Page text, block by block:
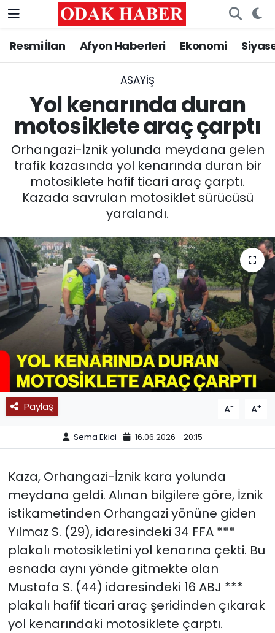
Resmi İlan Afyon Haberleri Ekonomi
ASAYİŞ
Yol kenarında duran
motosiklete araç çarptı
Orhangazi-İznik yolunda meydana gelen
trafik kazasında yol kenarında duran bir
motosiklete hafif ticari araç çarptı.
Kazada savrulan motosiklet sürücüsü
yaralandı.
Paylaş A- A+
Sema Ekici 16.06.2026 - 20:15
Kaza, Orhangazi-İznik kara yolunda
meydana geldi. Alınan bilgilere göre, İznik
istikametinden Orhangazi yönüne giden
Yılmaz S. (29), idaresindeki 34 FFA ***
plakalı motosikletini yol kenarına çekti. Bu
esnada aynı yönde gitmekte olan
Mustafa S. (44) idaresindeki 16 ABJ ***
plakalı hafif ticari araç şeridinden çıkarak
yol kenarındaki motosiklete çarptı.
AFYONKARAHİSAR HABERLERİ
ASAYİŞ
SİYASET
EĞİTİM
MAGAZİN
SAĞLIK
SPOR
11:11 MANŞET
Nöbetçi Eczaneler
Trafik Durumu
Süper Lig Puan Durumu ve Fikstür
Tüm Manşetler
Son Dakika Haberleri
Haber Arşivi